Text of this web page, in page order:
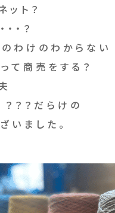
ト？
・？
わけのわからない
て商売をする？
？？だらけの
いました。